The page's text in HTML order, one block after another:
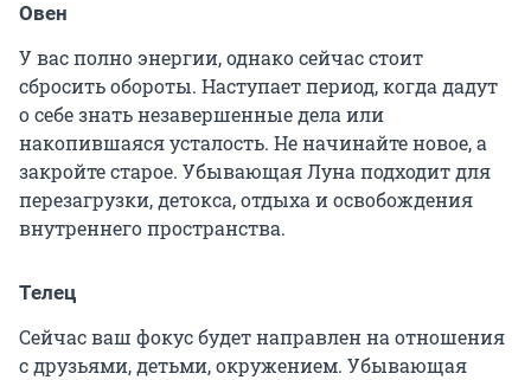
Овен
У вас полно энергии, однако сейчас стоит
сбросить обороты. Наступает период, когда дадут
о себе знать незавершенные дела или
накопившаяся усталость. Не начинайте новое, а
закройте старое. Убывающая Луна подходит для
перезагрузки, детокса, отдыха и освобождения
внутреннего пространства.
Телец
Сейчас ваш фокус будет направлен на отношения
с друзьями, детьми, окружением. Убывающая